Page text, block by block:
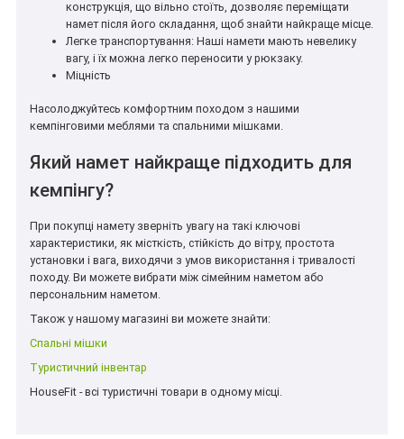
конструкція, що вільно стоїть, дозволяє переміщати
намет після його складання, щоб знайти найкраще місце.
Легке транспортування: Наші намети мають невелику
вагу, і їх можна легко переносити у рюкзаку.
Міцність
Насолоджуйтесь комфортним походом з нашими
кемпінговими меблями та спальними мішками.
Який намет найкраще підходить для
кемпінгу?
При покупці намету зверніть увагу на такі ключові
характеристики, як місткість, стійкість до вітру, простота
установки і вага, виходячи з умов використання і тривалості
походу. Ви можете вибрати між сімейним наметом або
персональним наметом.
Також у нашому магазині ви можете знайти:
Спальні мішки
Туристичний інвентар
HouseFit - всі туристичні товари в одному місці.